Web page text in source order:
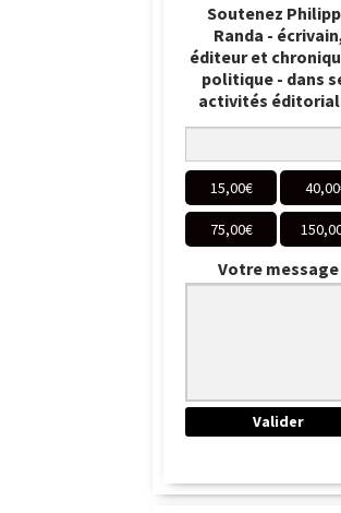
Soutenez
Randa -
éditeur et
politique - dans
activités
15,00€ 40,00
75,00€
Votre message